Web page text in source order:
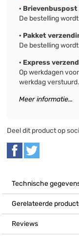
·
De bestelling
· Pakket
De bestelling
· Express
Op werkdagen
werkdag verstuurd.
Meer informatie...
Deel dit product op
Technische
Gerelateerde
Reviews